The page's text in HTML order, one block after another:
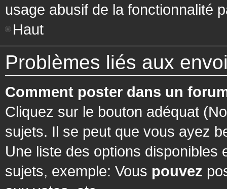
usage abusif de la fonctionnalité
Haut
Problèmes liés aux
Comment poster dans un
Cliquez sur le bouton adéquat
sujets. Il se peut que vous ayez
Une liste des options
sujets, exemple: Vous pouvez